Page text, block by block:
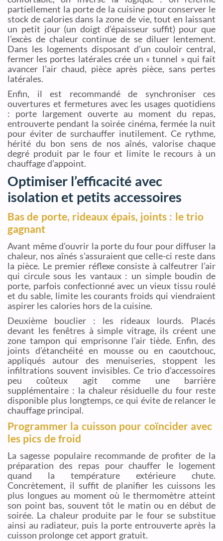
partiellement la porte de la cuisine pour conserver le
stock de calories dans la zone de vie, tout en laissant
un petit jour (un doigt d’épaisseur suffit) pour que
l’excès de chaleur continue de se diluer lentement.
Dans les logements disposant d’un couloir central,
fermer les portes latérales crée un « tunnel » qui fait
avancer l’air chaud, pièce après pièce, sans pertes
latérales.
Enfin, il est recommandé de synchroniser ces
ouvertures et fermetures avec les usages quotidiens
: porte largement ouverte au moment du repas,
entrouverte pendant la soirée cinéma, fermée la nuit
pour éviter de surchauffer inutilement. Ce rythme,
hérité du bon sens de nos aînés, valorise chaque
degré produit par le four et limite le recours à un
chauffage d’appoint.
Optimiser l’efficacité avec
isolation et petits accessoires
Bas de porte, rideaux épais, joints : le trio
gagnant
Avant même d’ouvrir la porte du four pour diffuser la
chaleur, nos aînés s’assuraient que celle-ci reste dans
la pièce. Le premier réflexe consiste à calfeutrer l’air
qui circule sous les vantaux : un simple boudin de
porte, parfois confectionné avec un vieux tissu roulé
et du sable, limite les courants froids qui viendraient
aspirer les calories hors de la cuisine.
Deuxième bouclier : les rideaux lourds. Placés
devant les fenêtres à simple vitrage, ils créent une
zone tampon qui emprisonne l’air tiède. Enfin, des
joints d’étanchéité en mousse ou en caoutchouc,
appliqués autour des menuiseries, stoppent les
infiltrations souvent invisibles. Ce trio d’accessoires
peu coûteux agit comme une barrière
supplémentaire : la chaleur résiduelle du four reste
disponible plus longtemps, ce qui évite de relancer le
chauffage principal.
Programmer la cuisson pour coïncider avec
les pics de froid
La sagesse populaire recommande de profiter de la
préparation des repas pour chauffer le logement
quand la température extérieure chute.
Concrètement, il suffit de planifier les cuissons les
plus longues au moment où le thermomètre atteint
son point bas, souvent tôt le matin ou en début de
soirée. La chaleur produite par le four se substitue
ainsi au radiateur, puis la porte entrouverte après la
cuisson prolonge cet apport gratuit.